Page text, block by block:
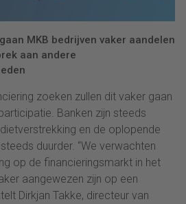
MKB bedrijven vaker aandelen
aan andere
zoeken zullen dit vaker gaan
Banken zijn steeds
en de oplopende
duurder. “We verwachten
op de financieringsmarkt in het
aangewezen zijn op een
Dirkjan Takke, directeur van